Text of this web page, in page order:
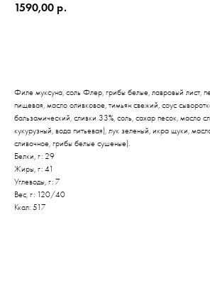
1590,00 р.
Филе муксуна, соль Флер, грибы белые, лавровый лист,
пищевая, масло оливковое, тимьян свежий, соус
бальзамический, сливки 33%, соль, сахар песок, масло
кукурузный, вода питьевая), лук зеленый, икра щуки,
сливочное, грибы белые сушеные).
Белки, г: 29
Жиры, г: 41
Углеводы, г: 7
Вес, г: 120/40
Ккал: 517